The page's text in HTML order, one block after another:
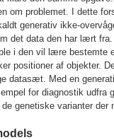
om problemet. I dette
generativ ikke-
det data den har lært
i den vil lære bestemte
positioner af objekter.
datasæt. Med en
for diagnostik udfra
genetiske varianter der